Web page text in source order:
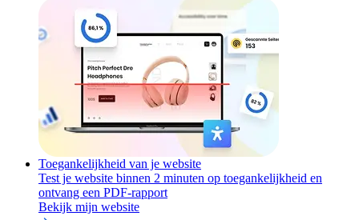
Toegankelijkheid van je website
Test je website binnen 2 minuten op toegankelijkheid en
ontvang een PDF-rapport
Bekijk mijn website